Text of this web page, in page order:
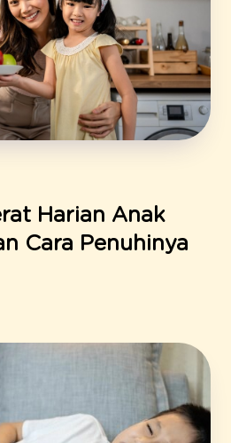
Harian Anak
Cara Penuhinya